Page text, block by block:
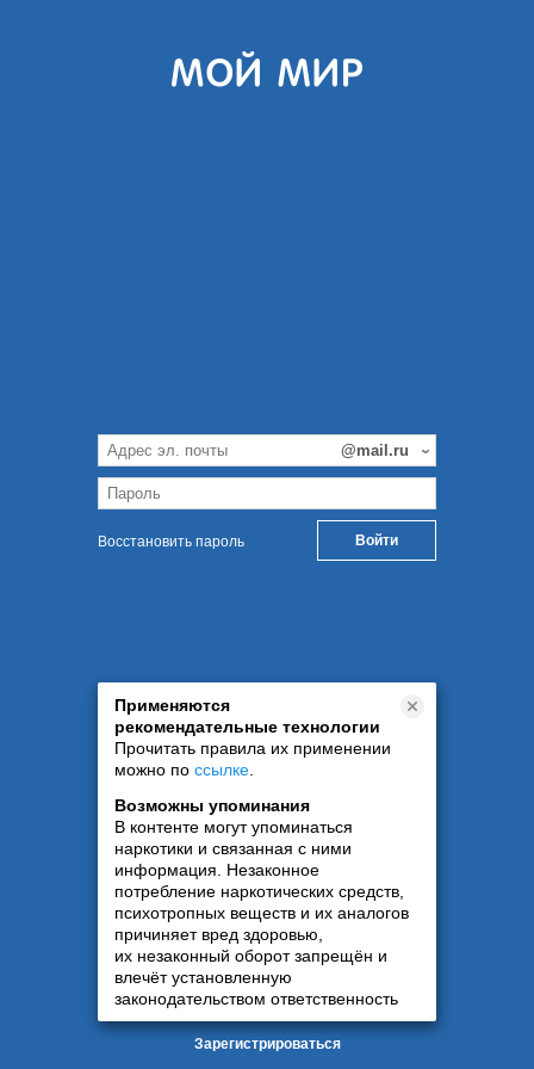
Восстановить пароль
Применяются
рекомендательные технологии
Прочитать правила их применении
можно по ссылке
Возможны упоминания
В контенте могут упоминаться
наркотики и связанная с ними
информация. Незаконное
потребление наркотических средств,
психотропных веществ и их аналогов
причиняет вред здоровью,
их незаконный оборот запрещён и
влечёт установленную
законодательством ответственность
Зарегистрироваться